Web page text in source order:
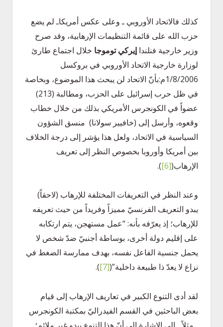
كذلك فالاتحاد الأوروبي ـ وعلى عكس أمريكاـ لم يضع
حزب الله على قائمة التنظيمات الإرهابية، وقد صرح
وزير خارجية فنلندا إيركي توموجا خلال اجتماع طارئ
لوزارة خارجية الاتحاد الأوروبي في بروكسل
1/8/2006م:بأنّ الاتحاد لن يبحث هذا الموضوع، وبخاصة
في ظل حرب إسرائيل على الحزب، ومطالبة (213)
عضواً في الكونجرس الأمريكي بذلك من خلال خطاب
وقعوه، وأرسل إلى (خافيير سولانا) منسق الشؤون
السياسية في الاتحاد، ولعل هذا يؤشر إلى درجة الخلاف
بين أمريكا وأوروبا بخصوص النظر إلى تعريف
الإرهاب(
[6]
)
.
وعند النظر في التعريفات المختلفة للإرهاب (لاحقاً)
يبدو التعريف الفرنسيّ مميزاً وفريداً من حيث تعريفه
للإرهاب؛ إذ يعرّفه بأنه: “عمل مستهجن، يتم ارتكابه
على إقليم دولة أخرى، بوساطة أجنبيّ ضدّ شخص لا
يحمل جنسية الفاعل نفسه، بهدف ممارسة الضغط في
نزاع لا يعدّ ذا طبيعة داخلية”(
[7]
)
.
لقد أدى التنوع الكبير في تعاريف الإرهاب إلى قيام
بعض الباحثين في القسم الفيدراليّ بمكتبة الكونجرس